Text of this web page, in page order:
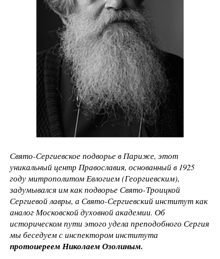
Свято-Сергиевское подворье в Париже, этот
уникальный центр Православия, основанный в 1925
году митрополитом Евлогием (Георгиевским),
задумывался им как подворье Свято-Троицкой
Сергиевой лавры, а Свято-Сергиевский институт как
аналог Московской духовной академии. Об
историческом пути этого удела преподобного Сергия
мы беседуем с инспектором института
протоиереем Николаем Озолиным.